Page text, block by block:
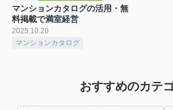
マンションカタログの活用・無
料掲載で満室経営
2025.10.20
マンションカタログ
おすすめのカテ